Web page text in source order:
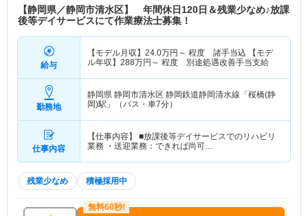
【静岡県／静岡市清水区】 年間休日120日＆残業少なめ♪放課
後等デイサービスにて作業療法士募集！
給与
【モデル月収】 24.0万円～ 程度 諸手当込 【モデ
ル年収】 288万円～ 程度 別途処遇改善手当支給
勤務地
静岡県 静岡市清水区 静岡鉄道静岡清水線「桜橋(静
岡)駅」（バス・車7分）
仕事内容
【仕事内容】 ■放課後等デイサービスでのリハビリ
業務 ・送迎業務：できれば尚可…
残業少なめ 積極採用中